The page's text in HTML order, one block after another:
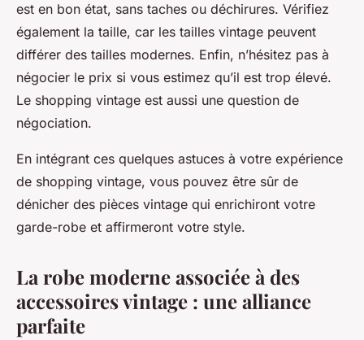
est en bon état, sans taches ou déchirures. Vérifiez
également la taille, car les tailles vintage peuvent
différer des tailles modernes. Enfin, n’hésitez pas à
négocier le prix si vous estimez qu’il est trop élevé.
Le shopping vintage est aussi une question de
négociation.
En intégrant ces quelques astuces à votre expérience
de shopping vintage, vous pouvez être sûr de
dénicher des pièces vintage qui enrichiront votre
garde-robe et affirmeront votre style.
La robe moderne associée à des
accessoires vintage : une alliance
parfaite